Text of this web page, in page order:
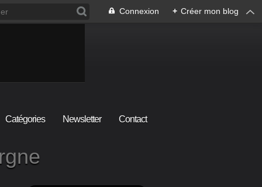
Connexion + Créer mon blog
Catégories Newsletter Contact